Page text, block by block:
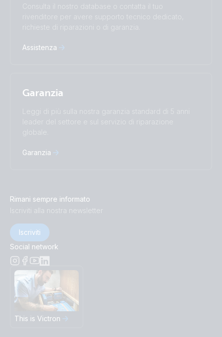
Türkçe
Ελληνικά
Русский
Українська
中國人
Consulta il nostro database o contatta il tuo
rivenditore per avere supporto tecnico dedicato,
richieste di riparazioni o di garanzia.
Assistenza
Garanzia
Leggi di più sulla nostra garanzia standard di 5 anni
leader del settore e sul servizio di riparazione
globale.
Garanzia
Rimani sempre informato
Iscriviti alla nostra newsletter
Iscriviti
Social network
This is Victron